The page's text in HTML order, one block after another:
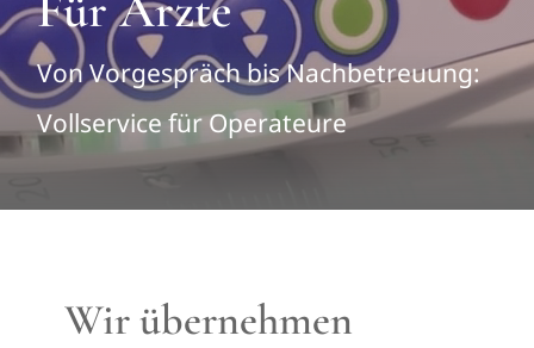
Fragen & Antworten
Für Eltern
Kontakt
Von Vorgespräch bis Nachbetreuung:
Vollservice für Operateure
Wir übernehmen